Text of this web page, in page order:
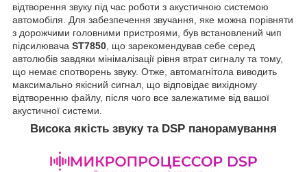
відтворення звуку під час роботи з акустичною системою
автомобіля. Для забезпечення звучання, яке можна порівняти
з дорожчими головними пристроями, був встановлений чип
підсилювача ST7850 , що зарекомендував себе серед
автолюбів завдяки мінімалізації рівня втрат сигналу та тому,
що немає спотворень звуку. Отже, автомагнітола виводить
максимально якісний сигнал, що відповідає вихідному
відтворенню файлу, після чого все залежатиме від вашої
акустичної системи.
Висока якість звуку та DSP панорамування